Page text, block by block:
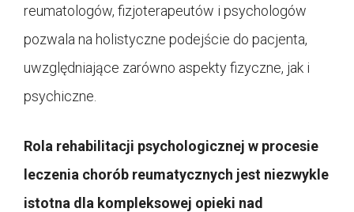
reumatologów, fizjoterapeutów i psychologów
pozwala na holistyczne podejście do pacjenta,
uwzględniające zarówno aspekty fizyczne, jak i
psychiczne.
Rola rehabilitacji psychologicznej w procesie
leczenia chorób reumatycznych jest niezwykle
istotna dla kompleksowej opieki nad